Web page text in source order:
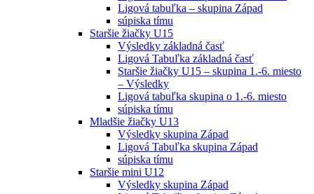
Ligová tabuľka – skupina Západ
súpiska tímu
Staršie žiačky U15
Výsledky základná časť
Ligová Tabuľka základná časť
Staršie žiačky U15 – skupina 1.-6. miesto
– Výsledky
Ligová tabuľka skupina o 1.-6. miesto
súpiska tímu
Mladšie žiačky U13
Výsledky skupina Západ
Ligová Tabuľka skupina Západ
súpiska tímu
Staršie mini U12
Výsledky skupina Západ